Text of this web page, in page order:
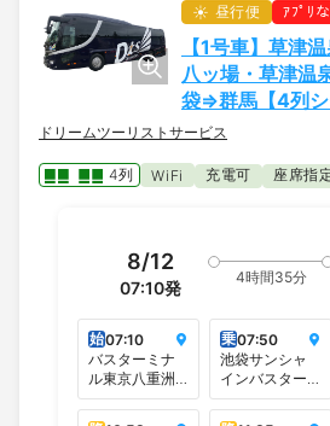
昼行便 ｱﾌﾟﾘ
【1号車】草津
八ッ場・草津
袋⇒群馬【4列シ
ドリームツーリストサービス
4列 WiFi 充電可 座席指
8/12
07:10発
4時間35分
始07:10
バスターミナ
ル東京八重洲
地下A＜東京駅
乗07:50
池袋サンシャ
インバスター
ミナル